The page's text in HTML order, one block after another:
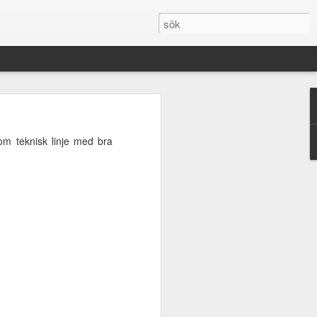
teknisk linje med bra
Adam tog studenten
jag inga problem med
så att jag på avstånd